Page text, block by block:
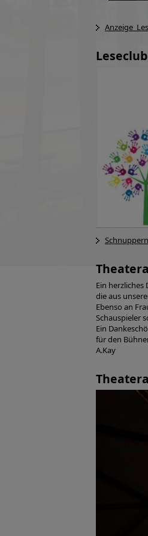
Ein herzliches
die aus
Ebenso an
Schauspieler
Ein
für den
A.Kay